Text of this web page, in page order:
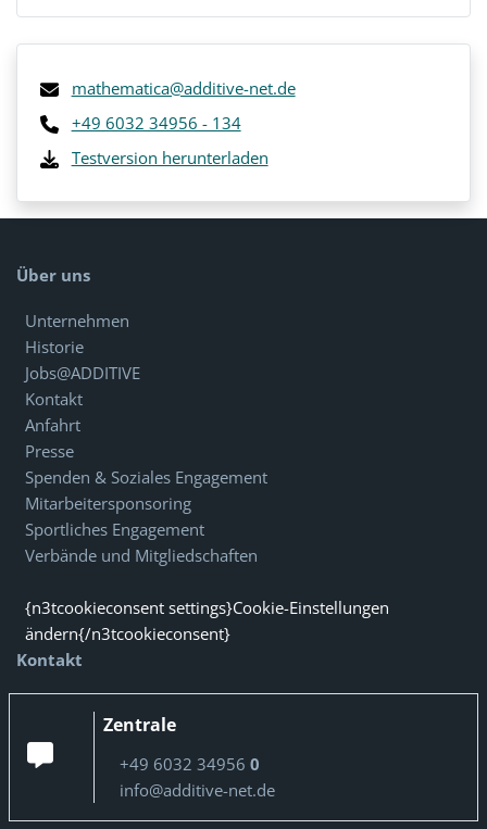
mathematica@additive-net.de
+49 6032 34956 - 134
Testversion herunterladen
Über uns
Unternehmen
Historie
Jobs@ADDITIVE
Kontakt
Anfahrt
Presse
Spenden & Soziales Engagement
Mitarbeitersponsoring
Sportliches Engagement
Verbände und Mitgliedschaften
{n3tcookieconsent settings}Cookie-Einstellungen
ändern{/n3tcookieconsent}
Kontakt
Zentrale
+49 6032 34956 0
info@additive-net.de